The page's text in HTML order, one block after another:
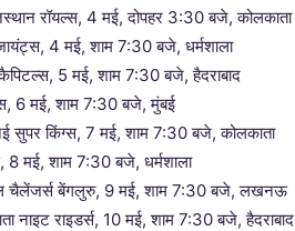
रॉयल्स, 4 मई, दोपहर 3:30 बजे, कोलकाता
4 मई, शाम 7:30 बजे, धर्मशाला
5 मई, शाम 7:30 बजे, हैदराबाद
6 मई, शाम 7:30 बजे, मुंबई
सुपर किंग्स, 7 मई, शाम 7:30 बजे, कोलकाता
8 मई, शाम 7:30 बजे, धर्मशाला
चैलेंजर्स बेंगलुरु, 9 मई, शाम 7:30 बजे, लखनऊ
नाइट राइडर्स, 10 मई, शाम 7:30 बजे, हैदराबाद